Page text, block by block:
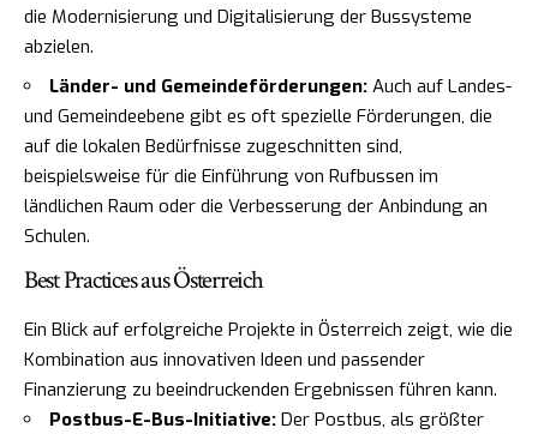
die Modernisierung und Digitalisierung der Bussysteme
abzielen.
Länder- und Gemeindeförderungen: Auch auf Landes-
und Gemeindeebene gibt es oft spezielle Förderungen, die
auf die lokalen Bedürfnisse zugeschnitten sind,
beispielsweise für die Einführung von Rufbussen im
ländlichen Raum oder die Verbesserung der Anbindung an
Schulen.
Best Practices aus Österreich
Ein Blick auf erfolgreiche Projekte in Österreich zeigt, wie die
Kombination aus innovativen Ideen und passender
Finanzierung zu beeindruckenden Ergebnissen führen kann.
Postbus-E-Bus-Initiative: Der Postbus, als größter